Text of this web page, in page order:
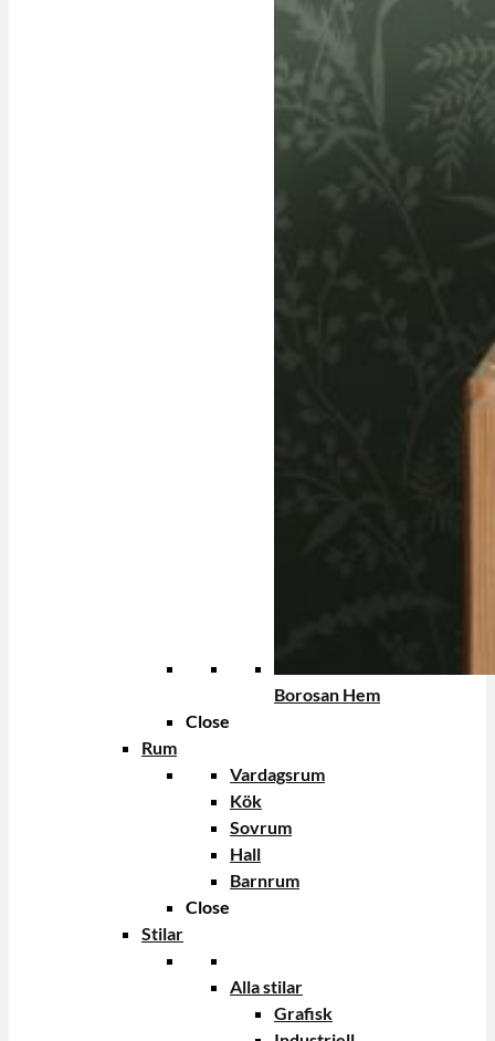
Borosan Hem
Close
Rum
Vardagsrum
Kök
Sovrum
Hall
Barnrum
Close
Stilar
Alla stilar
Grafisk